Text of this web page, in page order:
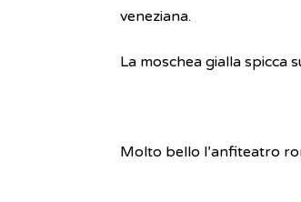
veneziana.
La moschea gialla spicca
Molto bello l’anfiteatro